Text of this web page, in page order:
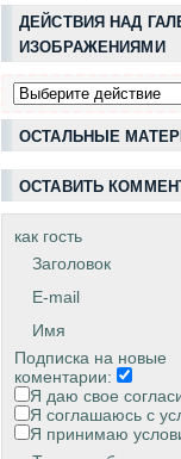
ДЕЙСТВИЯ НАД
ИЗОБРАЖЕНИЯМИ
ОСТАЛЬНЫЕ
ОСТАВИТЬ
как гость
Заголовок
E-mail
Имя
Подписка на новые
коментарии:
Я даю свое
Я соглашаюсь с
Я принимаю